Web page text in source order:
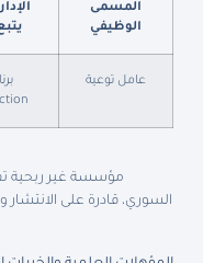
المسمى
الوظيفي
عامل توعية
مؤسسة غير ربحية
السوري، قادرة على